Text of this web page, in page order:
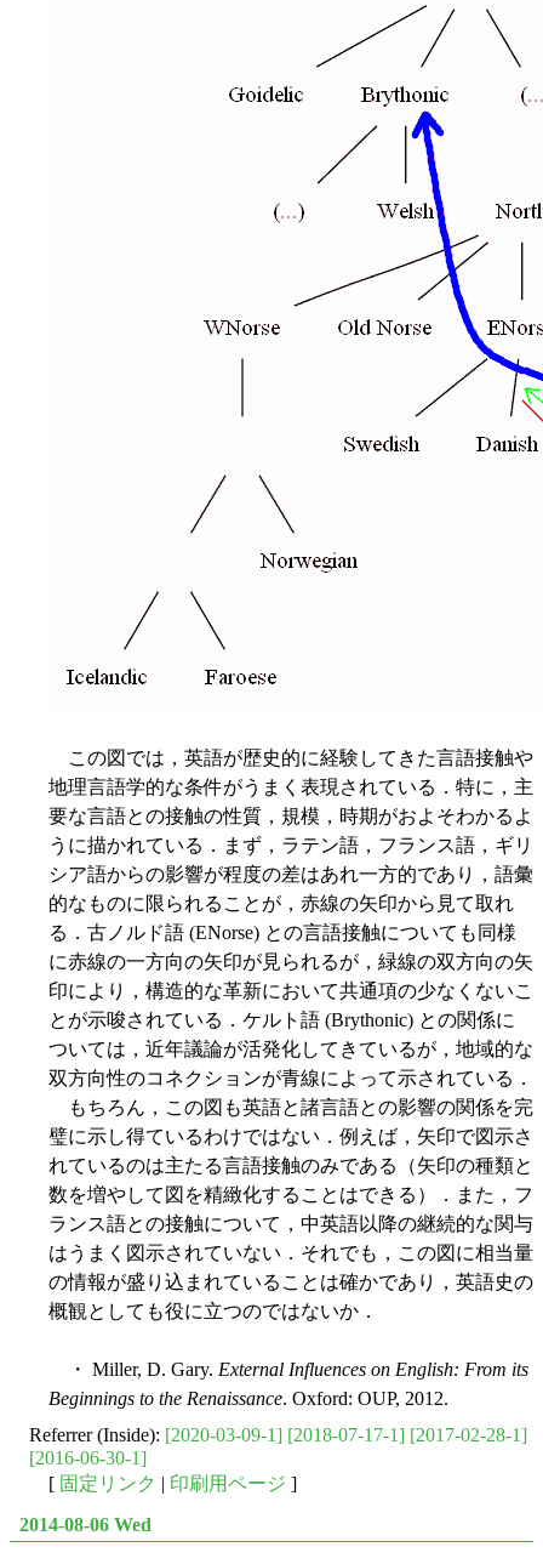
この図では，英語が歴史的に経験してきた言語接触や
地理言語学的な条件がうまく表現されている．特に，主
要な言語との接触の性質，規模，時期がおよそわかるよ
うに描かれている．まず，ラテン語，フランス語，ギリ
シア語からの影響が程度の差はあれ一方的であり，語彙
的なものに限られることが，赤線の矢印から見て取れ
る．古ノルド語 (ENorse) との言語接触についても同様
に赤線の一方向の矢印が見られるが，緑線の双方向の矢
印により，構造的な革新において共通項の少なくないこ
とが示唆されている．ケルト語 (Brythonic) との関係に
ついては，近年議論が活発化してきているが，地域的な
双方向性のコネクションが青線によって示されている．
もちろん，この図も英語と諸言語との影響の関係を完
璧に示し得ているわけではない．例えば，矢印で図示さ
れているのは主たる言語接触のみである（矢印の種類と
数を増やして図を精緻化することはできる）．また，フ
ランス語との接触について，中英語以降の継続的な関与
はうまく図示されていない．それでも，この図に相当量
の情報が盛り込まれていることは確かであり，英語史の
概観としても役に立つのではないか．
・ Miller, D. Gary. External Influences on English: From its
Beginnings to the Renaissance. Oxford: OUP, 2012.
Referrer (Inside): [2020-03-09-1] [2018-07-17-1] [2017-02-28-1]
[2016-06-30-1]
[ 固定リンク | 印刷用ページ ]
2014-08-06 Wed